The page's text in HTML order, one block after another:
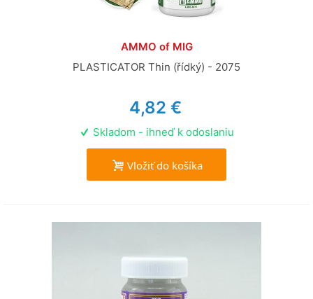
AMMO of MIG
PLASTICATOR Thin (řídký) - 2075
4,82 €
Skladom - ihneď k odoslaniu
Vložiť do košíka